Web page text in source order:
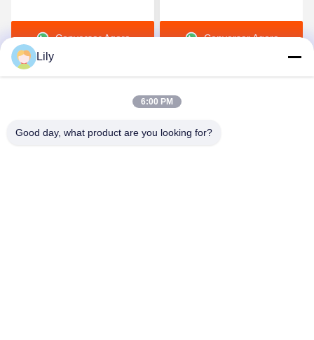
3415 Tpu Polyutethane
para a telaConversar Agora
derretimento do
poliuretano TPU
Conversar Agora
Shenzhen Tunsing Plastic Products Co., Ltd.
Lily
6:00 PM
Good day, what product are you looking for?